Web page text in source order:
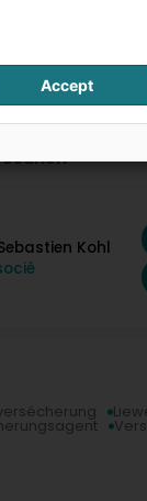
Kohl
Accept